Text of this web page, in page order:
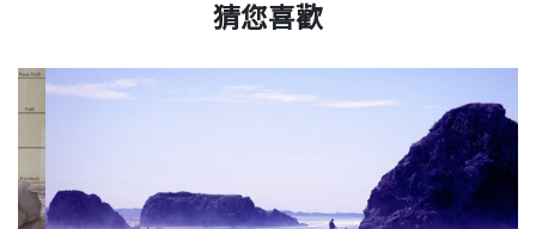
猜您喜歡